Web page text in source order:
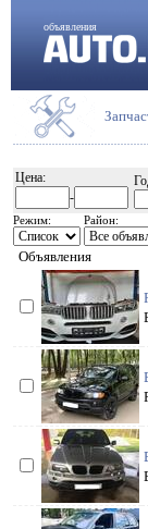
объявления
Цена:
-
Режим: Район:
Объявления